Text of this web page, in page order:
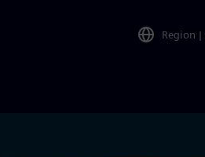
Region |